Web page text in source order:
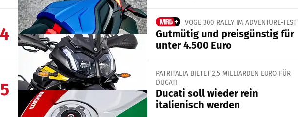
4
VOGE 300 RALLY IM ADVENTURE-TEST
Gutmütig und preisgünstig für
unter 4.500 Euro
5
PATRITALIA BIETET 2,5 MILLIARDEN EURO FÜR
DUCATI
Ducati soll wieder rein
italienisch werden